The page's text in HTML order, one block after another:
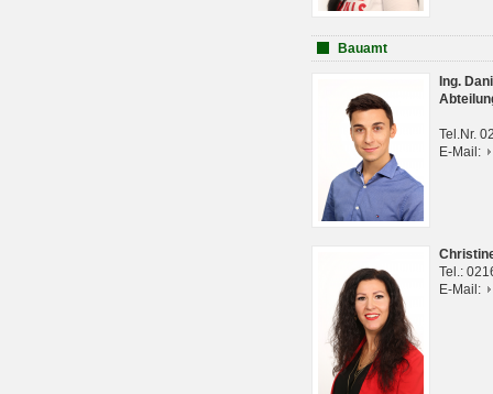
Bauamt
Ing.
Tel.Nr.
E-Mail:
Tel.:
E-Mail: